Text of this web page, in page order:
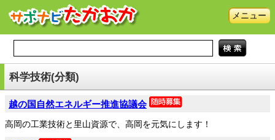
メニュー
科学技術(分類)
越の国自然エネルギー推進協議会
高岡の工業技術と里山資源で、高岡を元気にします！